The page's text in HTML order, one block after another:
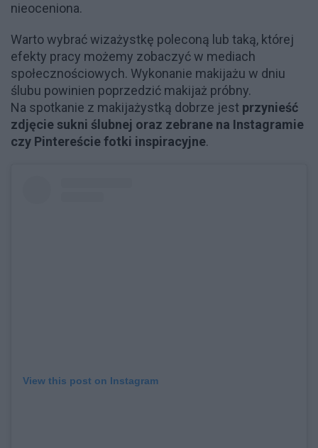
nieoceniona.
Warto wybrać wizażystkę poleconą lub taką, której
efekty pracy możemy zobaczyć w mediach
społecznościowych. Wykonanie makijażu w dniu
ślubu powinien poprzedzić makijaż próbny.
Na spotkanie z makijażystką dobrze jest przynieść
zdjęcie sukni ślubnej oraz zebrane na Instagramie
czy Pintereście fotki inspiracyjne.
View this post on Instagram